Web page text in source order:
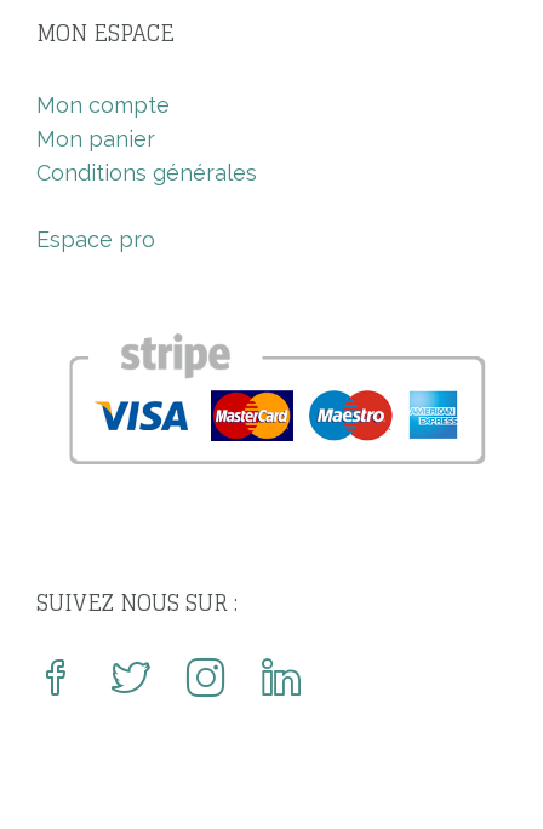
MON ESPACE
Mon compte
Mon panier
Conditions générales
Espace pro
SUIVEZ NOUS SUR :